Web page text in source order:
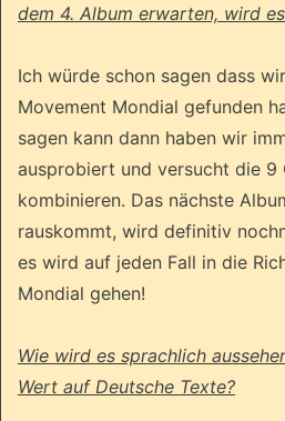
dem 4. Album erwarten, wird
Ich würde schon sagen dass
Movement Mondial gefunden
sagen kann dann haben wir
ausprobiert und versucht die 9
kombinieren. Das nächste
rauskommt, wird definitiv
es wird auf jeden Fall in die
Mondial gehen!
Wie wird es sprachlich
Wert auf Deutsche Texte?